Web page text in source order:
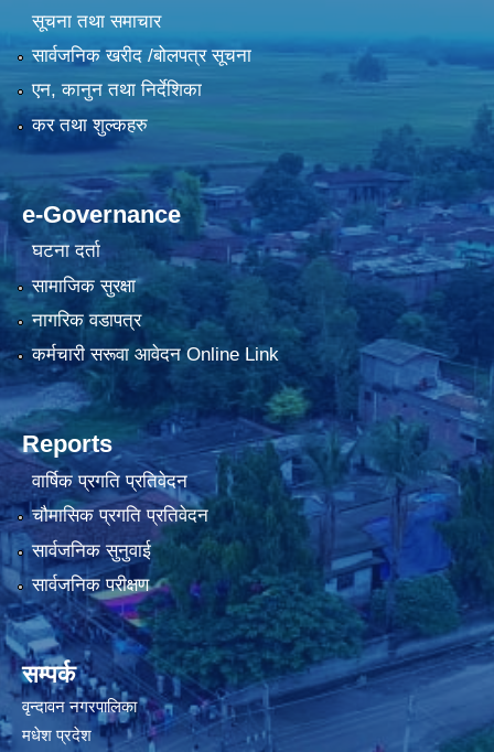
सूचना तथा समाचार
सार्वजनिक खरीद /बोलपत्र सूचना
एन, कानुन तथा निर्देशिका
कर तथा शुल्कहरु
e-Governance
घटना दर्ता
सामाजिक सुरक्षा
नागरिक वडापत्र
कर्मचारी सरूवा आवेदन Online Link
Reports
वार्षिक प्रगति प्रतिवेदन
चौमासिक प्रगति प्रतिवेदन
सार्वजनिक सुनुवाई
सार्वजनिक परीक्षण
सम्पर्क
वृन्दावन नगरपालिका
मधेश प्रदेश